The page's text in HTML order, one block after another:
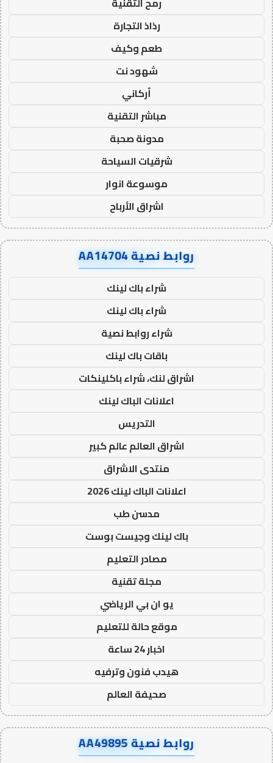
رذاذ التجارة
طعم وكيف
شهود نت
أركاني
مباشر التقنية
مدونة صحبة
شرقيات السياحة
موسوعة انوار
اشراق الأرباح
روابط نصية AA14704
شراء باك لينك
شراء باك لينك
شراء روابط نصية
باقات باك لينك
اشراق لنك، شراء باكلينكات
اعلانات الباك لينك
التدريس
اشراق العالم عالم كبير
منتدى الاشراق
اعلانات الباك لينك 2026
مدسن طب
باك لينك وجيست بوست
مصادر التعليم
مجلة تقنية
يو ان بي الرياضي
موقع حالة للتعليم
اخبار 24 ساعة
هيدب فنون وترفيه
صحيفة العالم
روابط نصية AA49895